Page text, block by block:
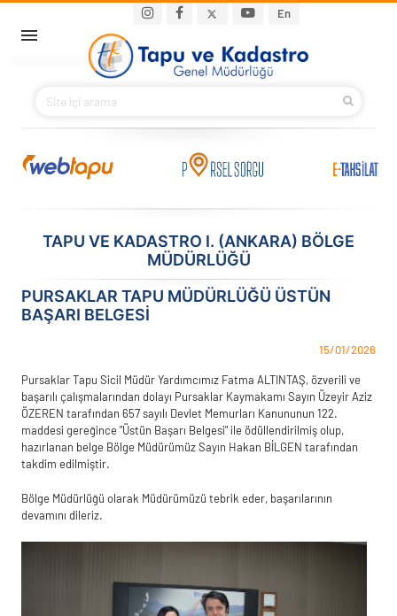
En
Main navigation
BAKANIMIZ
KURUMSAL
İLETIŞIM
TAPU VE KADASTRO I. (ANKARA) BÖLGE
MÜDÜRLÜĞÜ
PURSAKLAR TAPU MÜDÜRLÜĞÜ ÜSTÜN
BAŞARI BELGESI
15/01/2026
Pursaklar Tapu Sicil Müdür Yardımcımız Fatma ALTINTAŞ, özverili ve
başarılı çalışmalarından dolayı Pursaklar Kaymakamı Sayın Üzeyir Aziz
ÖZEREN tarafından 657 sayılı Devlet Memurları Kanununun 122.
maddesi gereğince "Üstün Başarı Belgesi" ile ödüllendirilmiş olup,
hazırlanan belge Bölge Müdürümüz Sayın Hakan BİLGEN tarafından
takdim edilmiştir.
Bölge Müdürlüğü olarak Müdürümüzü tebrik eder, başarılarının
devamını dileriz.